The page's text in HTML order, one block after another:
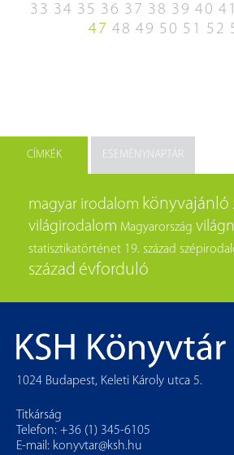
33 34 35 36 37 38 39 40 41
47 48 49 50 51 52
CÍMKÉK ESEMÉNYNAPTÁR
magyar irodalom könyvajánló
világirodalom Magyarország
statisztikatörténet 19. század
század évforduló
1024 Budapest, Keleti Károly utca 5.
Titkárság
Telefon: +36 (1) 345-6105
E-mail: konyvtar@ksh.hu